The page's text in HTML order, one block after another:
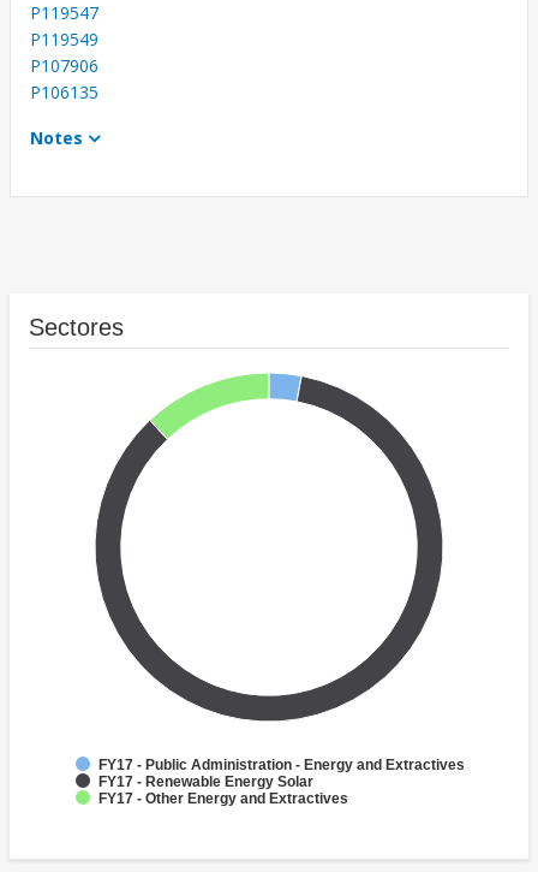
P119547
P119549
P107906
P106135
Notes
Sectores
FY17 - Public Administration - Energy and Extractives
FY17 - Renewable Energy Solar
FY17 - Other Energy and Extractives